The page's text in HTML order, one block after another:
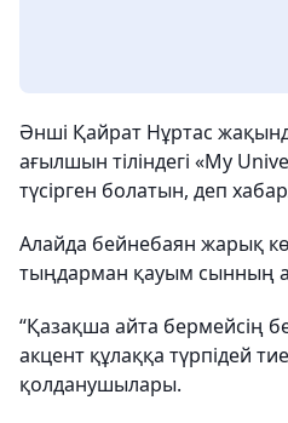
Әнші Қайрат Нұртас
ағылшын тіліндегі «My
түсірген болатын, деп
Алайда бейнебаян жарық
тыңдарман қауым сынның
“Қазақша айта бермейсің
акцент құлаққа түрпідей
қолданушылары.